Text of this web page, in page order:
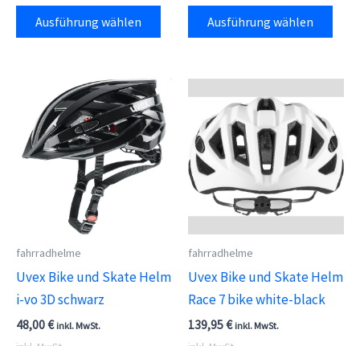
Ausführung wählen
Dieses
Produkt
mehrere
Varianten
auf.
Die
Optionen
können
Produktseite
gewählt
werden
Ausführung wählen
Die
auf
der
fahrradhelme
Uvex Bike und Skate Helm
i-vo 3D schwarz
48,00€ inkl. MwSt.
fahrradhelme
Uvex Bike und Skate Helm
Race 7 bike white-black
139,95€ inkl. MwSt.